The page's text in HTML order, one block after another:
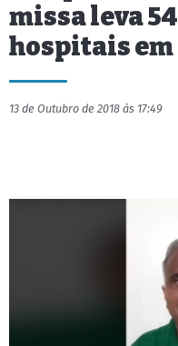
missa leva
hospitais
13 de Outubro de 2018 às 17:49